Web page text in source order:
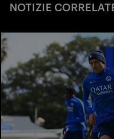
NOTIZIE